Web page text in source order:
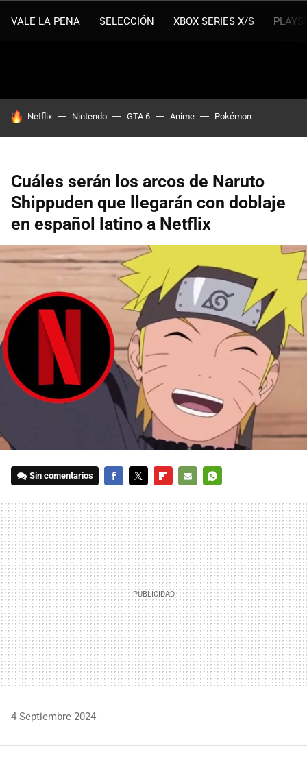
VALE LA PENA SELECCIÓN XBOX SERIES X/S
HOY SE HABLA DE
Netflix Nintendo GTA 6 Anime Pokémon
Cuáles serán los arcos de Naruto
Shippuden que llegarán con doblaje
en español latino a Netflix
Sin comentarios
MAIL
4 Septiembre 2024